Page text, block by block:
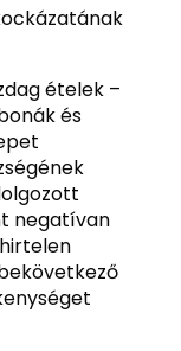
ételek –
és
negatívan